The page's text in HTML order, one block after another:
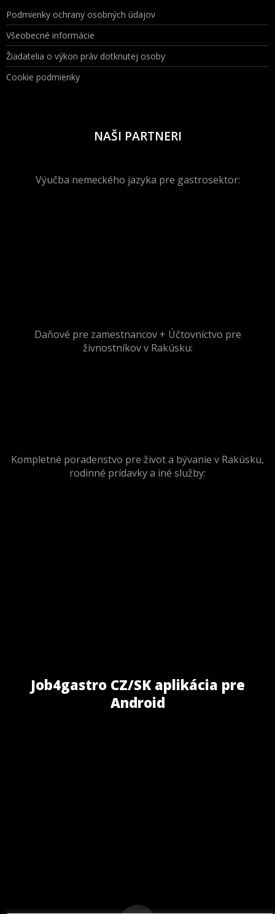
Podmienky ochrany osobných údajov
Všeobecné informácie
Žiadatelia o výkon práv dotknutej osoby
Cookie podmienky
NAŠI PARTNERI
Výučba nemeckého jazyka pre gastrosektor:
Daňové pre zamestnancov + Účtovníctvo pre
živnostníkov v Rakúsku:
Kompletné poradenstvo pre život a bývanie v Rakúsku,
rodinné prídavky a iné služby:
Job4gastro CZ/SK aplikácia pre
Android